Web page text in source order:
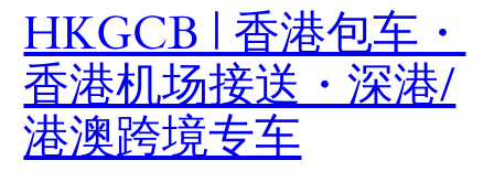
HKGCB | 香港包车・
香港机场接送・深港/
港澳跨境专车